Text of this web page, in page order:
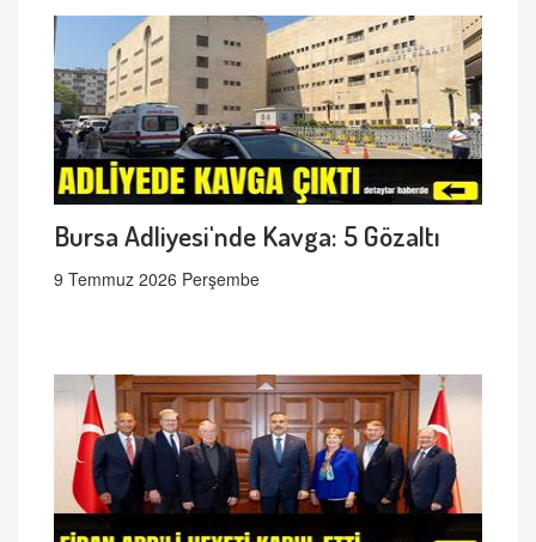
Bursa Adliyesi'nde Kavga: 5 Gözaltı
9 Temmuz 2026 Perşembe